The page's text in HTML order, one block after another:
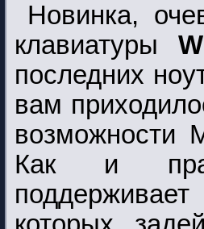
Новинка,
клавиатуры
последних
вам
возможности
Как и